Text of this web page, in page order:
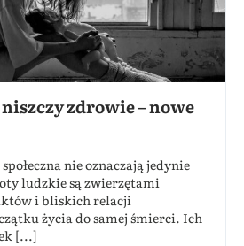
zdrowie – nowe
nie oznaczają jedynie
ludzkie są zwierzętami
i bliskich relacji
życia do samej śmierci. Ich
[...]